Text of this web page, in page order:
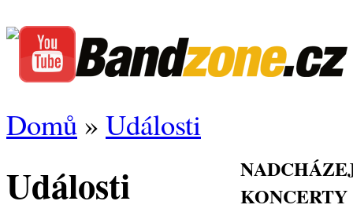
Domů » Události
Události
KONCERTY